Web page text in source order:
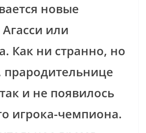
новые
или
Как ни странно, но
прародительнице
и не появилось
игрока-чемпиона.